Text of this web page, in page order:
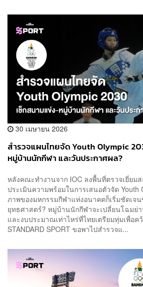
30 เมษายน 2026
สำรวจแผนไทยจัด Youth Olympic
หมู่บ้านนักกีฬา และวันประกาศผล?
หลังคณะทำงานจาก IOC ลงพื้นที่ตรวจเยี่ยม
ประเมินความพร้อมในการเสนอตัวจัด Youth
ภาพของมหกรรมกีฬาแห่งอนาคตก็เริ่มชัดเ
ยุทธศาสตร์? หมู่บ้านนักกีฬาจะเปลี่ยนโฉมย่
และงบประมาณเท่าไหร่ที่ไทยเตรียมทุ่มเพื่อ
STANDARD SPORT ขอพาไปสำรวจแ...